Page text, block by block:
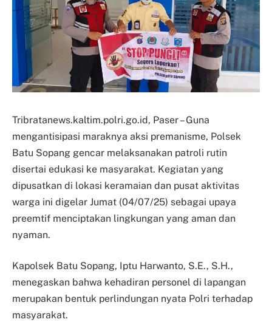
Tribratanews.kaltim.polri.go.id, Paser – Guna
mengantisipasi maraknya aksi premanisme, Polsek
Batu Sopang gencar melaksanakan patroli rutin
disertai edukasi ke masyarakat. Kegiatan yang
dipusatkan di lokasi keramaian dan pusat aktivitas
warga ini digelar Jumat (04/07/25) sebagai upaya
preemtif menciptakan lingkungan yang aman dan
nyaman.
Kapolsek Batu Sopang, Iptu Harwanto, S.E., S.H.,
menegaskan bahwa kehadiran personel di lapangan
merupakan bentuk perlindungan nyata Polri terhadap
masyarakat.